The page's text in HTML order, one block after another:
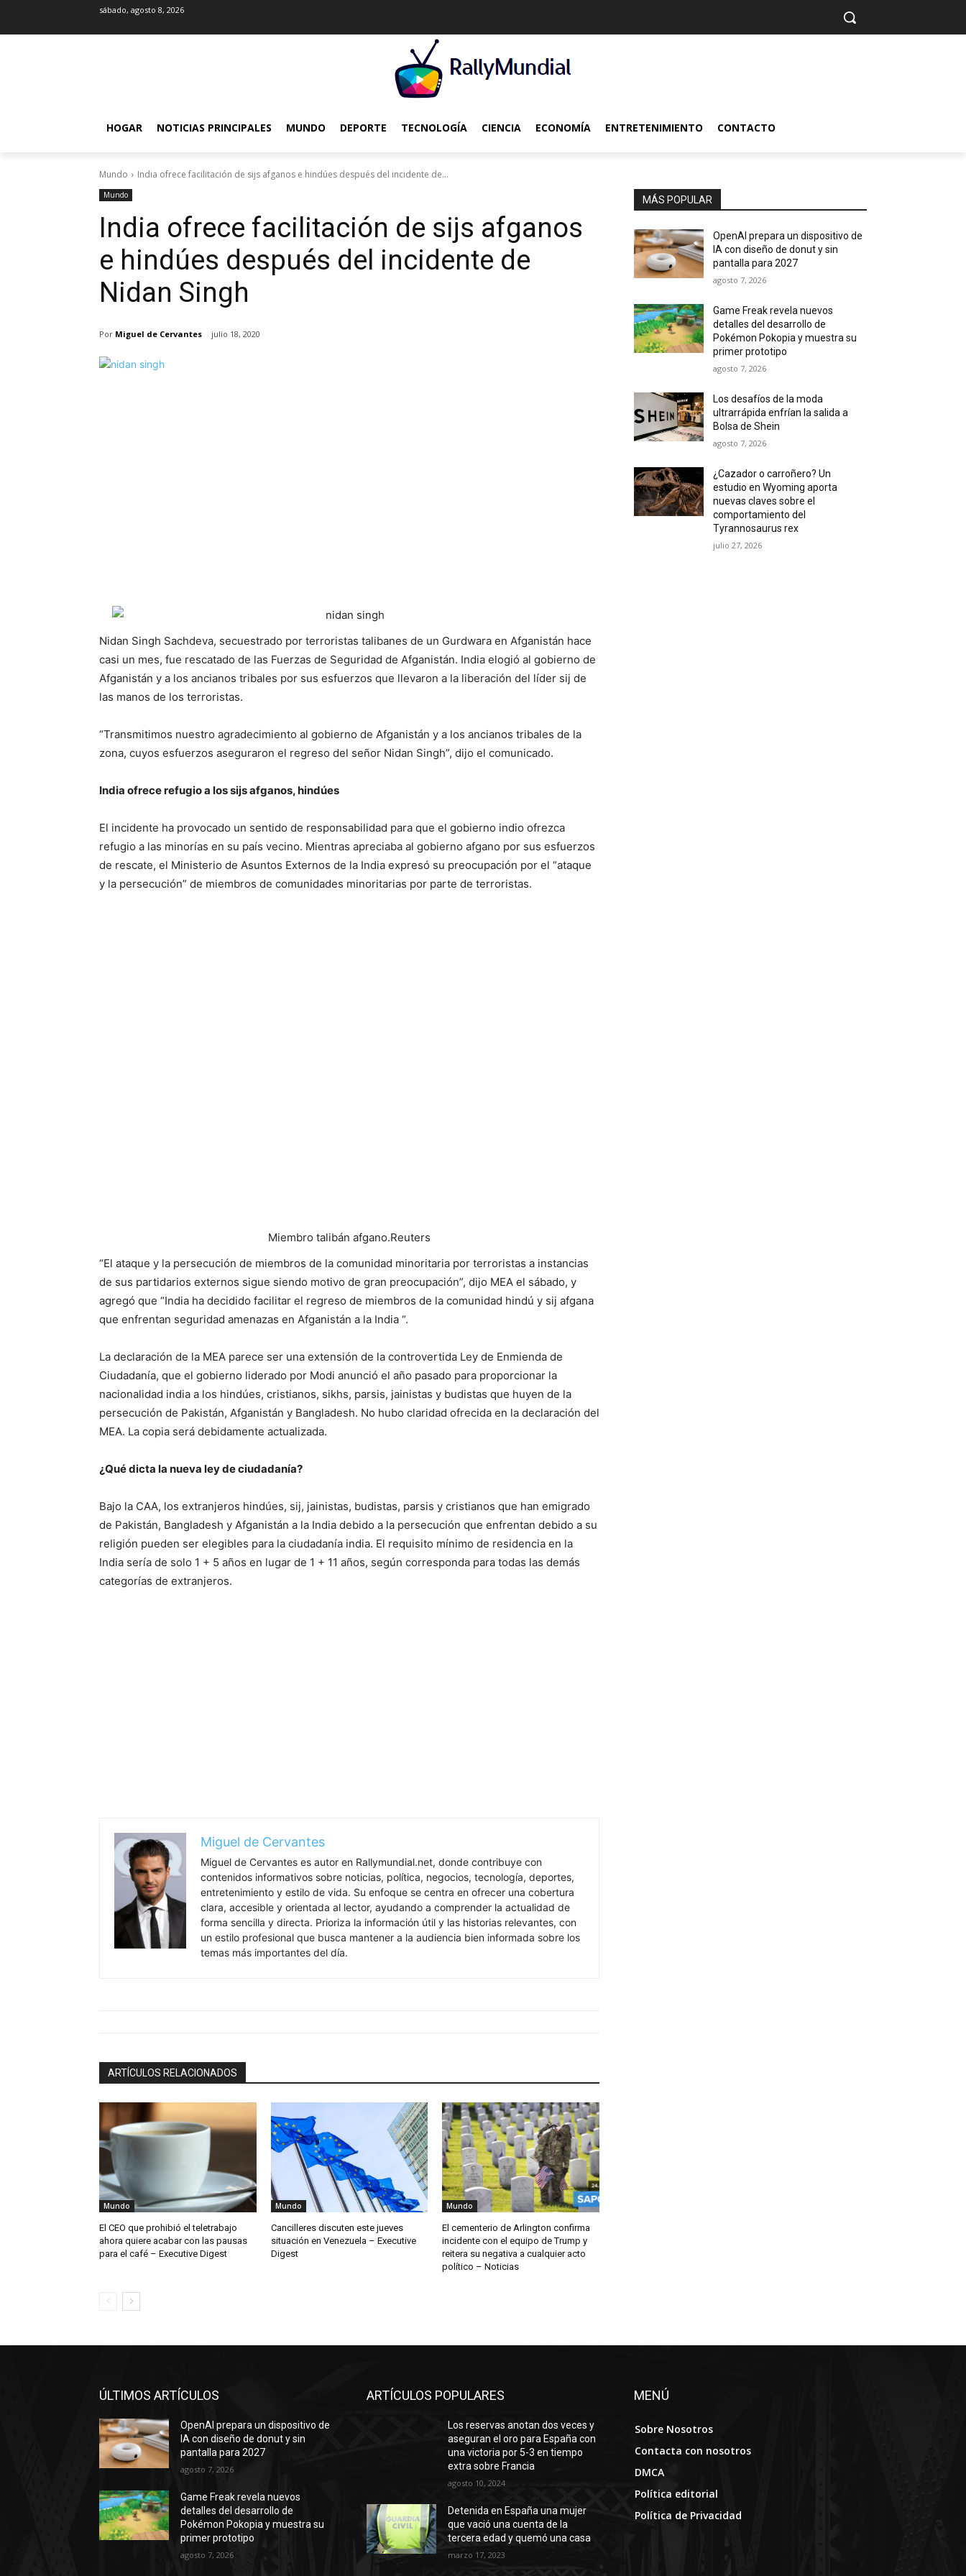
sábado, agosto 8, 2026
HOGAR NOTICIAS PRINCIPALES MUNDO DEPORTE TECNOLOGÍA CIENCIA ECONOMÍA ENTRETENIMIENTO CONTACTO
Mundo India ofrece facilitación de sijs afganos e hindúes después del incidente de...
Mundo
India ofrece facilitación de sijs afganos
e hindúes después del incidente de
Nidan Singh
Por Miguel de Cervantes julio 18, 2020
Nidan Singh Sachdeva, secuestrado por terroristas talibanes de un Gurdwara en Afganistán hace
casi un mes, fue rescatado de las Fuerzas de Seguridad de Afganistán. India elogió al gobierno de
Afganistán y a los ancianos tribales por sus esfuerzos que llevaron a la liberación del líder sij de
las manos de los terroristas.
“Transmitimos nuestro agradecimiento al gobierno de Afganistán y a los ancianos tribales de la
zona, cuyos esfuerzos aseguraron el regreso del señor Nidan Singh”, dijo el comunicado.
India ofrece refugio a los sijs afganos, hindúes
El incidente ha provocado un sentido de responsabilidad para que el gobierno indio ofrezca
refugio a las minorías en su país vecino. Mientras apreciaba al gobierno afgano por sus esfuerzos
de rescate, el Ministerio de Asuntos Externos de la India expresó su preocupación por el “ataque
y la persecución” de miembros de comunidades minoritarias por parte de terroristas.
que enfrentan seguridad amenazas en Afganistán a la India “.
La declaración de la MEA parece ser una extensión de la controvertida Ley de Enmienda de
Ciudadanía, que el gobierno liderado por Modi anunció el año pasado para proporcionar la
nacionalidad india a los hindúes, cristianos, sikhs, parsis, jainistas y budistas que huyen de la
persecución de Pakistán, Afganistán y Bangladesh. No hubo claridad ofrecida en la declaración del
¿Qué dicta la nueva ley de ciudadanía?
Bajo la CAA, los extranjeros hindúes, sij, jainistas, budistas, parsis y cristianos que han emigrado
de Pakistán, Bangladesh y Afganistán a la India debido a la persecución que enfrentan debido a su
India sería de solo 1 + 5 años en lugar de 1 + 11 años, según corresponda para todas las demás
un estilo profesional que busca mantener a la audiencia bien informada sobre los
temas más importantes del día.
El CEO que prohibió el teletrabajo
ahora quiere acabar con las pausas
para el café – Executive Digest
Mundo
Cancilleres discuten este jueves
situación en Venezuela – Executive
Mundo
El cementerio de Arlington confirma
incidente con el equipo de Trump y
reitera su negativa a cualquier acto
político – Noticias
MÁS POPULAR
OpenAI prepara un dispositivo de
IA con diseño de donut y sin
pantalla para 2027
agosto 7, 2026
Game Freak revela nuevos
detalles del desarrollo de
Pokémon Pokopia y muestra su
primer prototipo
agosto 7, 2026
Los desafíos de la moda
ultrarrápida enfrían la salida a
Bolsa de Shein
agosto 7, 2026
¿Cazador o carroñero? Un
estudio en Wyoming aporta
nuevas claves sobre el
comportamiento del
Tyrannosaurus rex
julio 27, 2026
ÚLTIMOS ARTÍCULOS
detalles del desarrollo de
Pokémon Pokopia y muestra su
primer prototipo
agosto 7, 2026
Los desafíos de la moda
ultrarrápida enfrían la salida a
Bolsa de Shein
agosto 7, 2026
agosto 10, 2024
Detenida en España una mujer
que vació una cuenta de la
tercera edad y quemó una casa
marzo 17, 2023
pico Gerrit Cole es tentadora
agosto 4, 2020
Política de Privacidad